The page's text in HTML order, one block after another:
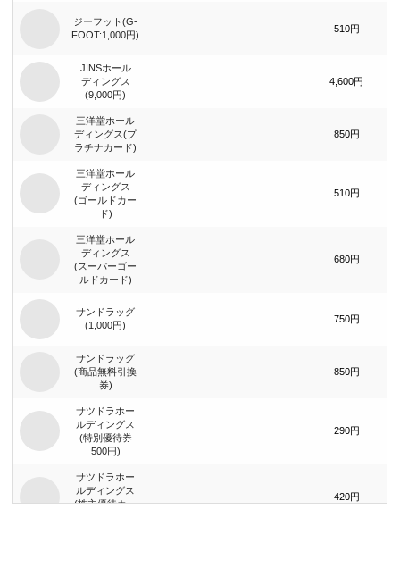
ジーフット(G-
FOOT:1,000円)
510円
JINSホール
ディングス
(9,000円)
4,600円
三洋堂ホール
ディングス(プ
ラチナカード)
850円
三洋堂ホール
ディングス
(ゴールドカー
ド)
510円
三洋堂ホール
ディングス
(スーパーゴー
ルドカード)
680円
サンドラッグ
(1,000円)
750円
サンドラッグ
(商品無料引換
券)
850円
サツドラホー
ルディングス
(特別優待券
500円)
290円
サツドラホー
ルディングス
(株主優待カー
420円